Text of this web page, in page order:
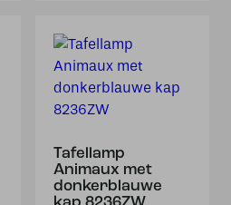
Tafellamp
Animaux met
donkerblauwe